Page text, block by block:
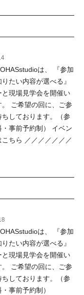
は、 『参加
たい内容が選べる』
と現場見学会を開催い
。 ご希望の回に、ご参
ちしております。（参
・事前予約制） イベン
こちら ／／／／／／／
は、 『参加
たい内容が選べる』
と現場見学会を開催い
。 ご希望の回に、ご参
ちしております。（参
事前予約制）